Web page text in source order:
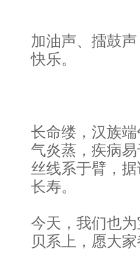
加油声、擂鼓
快乐。
长命缕，汉族
气炎蒸，疾病
丝线系于臂，
长寿。
今天，我们也
贝系上，愿大